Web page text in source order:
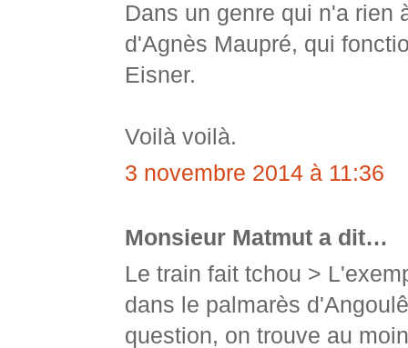
Dans un genre qui n'a rien
d'Agnès Maupré, qui
Eisner.
Voilà voilà.
3 novembre 2014 à 11:36
Monsieur Matmut a dit…
Le train fait tchou >
dans le palmarès
question, on trouve au